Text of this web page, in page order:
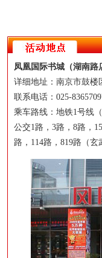
凤凰国际书城（湖南路
详细地址：南京市鼓楼
联系电话：025-
乘车路线：地铁1号线
公交1路，3路，8路，
路，114路，819路（玄